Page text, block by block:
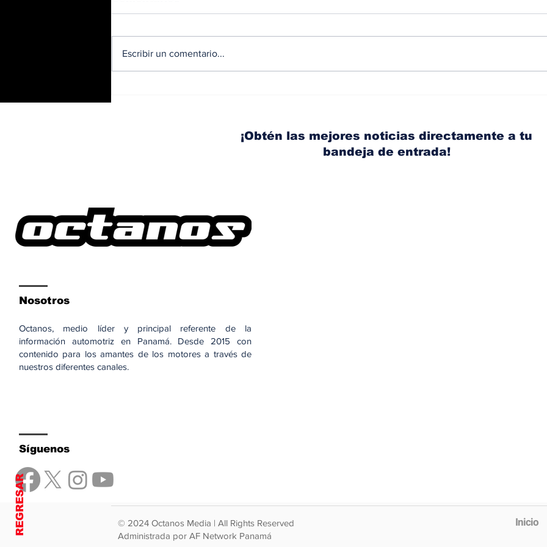
Escribir un comentario...
REGRESAR
¡Obtén las mejores noticias directamente a tu
bandeja de entrada!
Nosotros
Octanos, medio líder y principal referente de la
información automotriz en Panamá. Desde 2015 con
contenido para los amantes de los motores a través de
nuestros diferentes canales.
Síguenos
© 2024 Octanos Media | All Rights Reserved
Administrada por AF Network Panamá
Inicio